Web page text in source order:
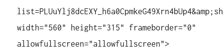
width="560" height="315" frameborder="0"
allowfullscreen="allowfullscreen">